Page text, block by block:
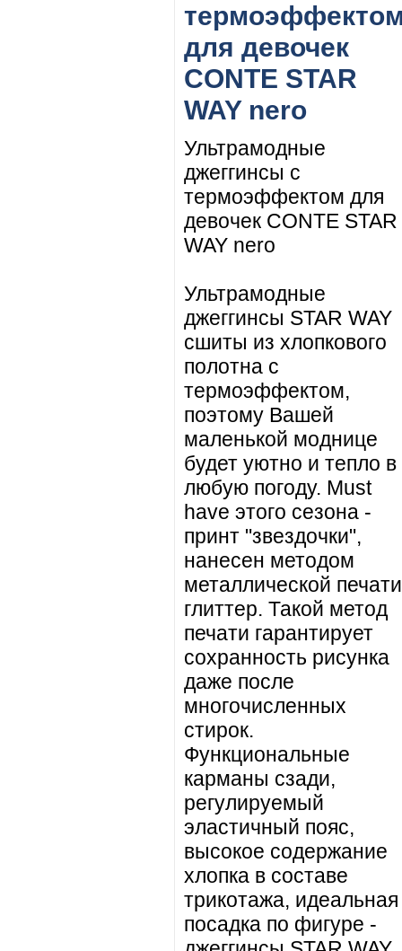
для девочек
CONTE STAR
WAY nero
Ультрамодные
джеггинсы с
термоэффектом для
девочек CONTE STAR
WAY nero
Ультрамодные
джеггинсы STAR WAY
сшиты из хлопкового
полотна с
термоэффектом,
поэтому Вашей
маленькой моднице
будет уютно и тепло в
любую погоду. Must
have этого сезона -
принт "звездочки",
нанесен методом
металлической печати
глиттер. Такой метод
печати гарантирует
сохранность рисунка
даже после
многочисленных
стирок.
Функциональные
карманы сзади,
регулируемый
эластичный пояс,
высокое содержание
хлопка в составе
трикотажа, идеальная
посадка по фигуре -